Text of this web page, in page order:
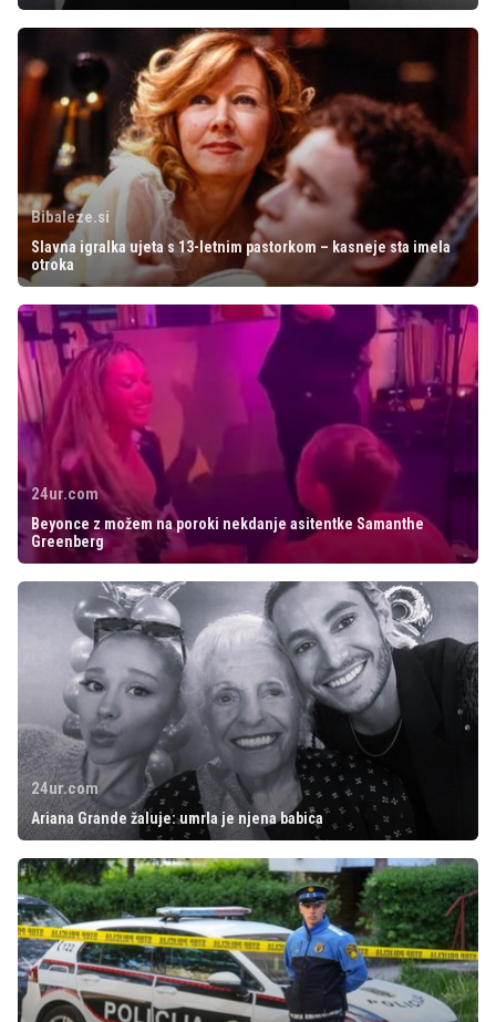
Bibaleze.si
Slavna igralka ujeta s 13-letnim pastorkom – kasneje sta imela
otroka
24ur.com
Beyonce z možem na poroki nekdanje asitentke Samanthe
Greenberg
24ur.com
Ariana Grande žaluje: umrla je njena babica